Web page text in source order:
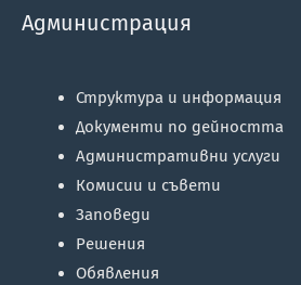
Администрация
Структура и информация
Документи по дейността
Административни услуги
Комисии и съвети
Заповеди
Решения
Обявления